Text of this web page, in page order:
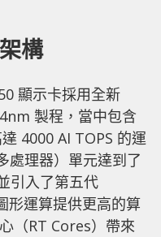
構
顯示卡採用全新
製程，當中包含
4000 AI TOPS 的運
處理器）單元達到了
引入了第五代
形運算提供更高的算
（RT Cores）帶來